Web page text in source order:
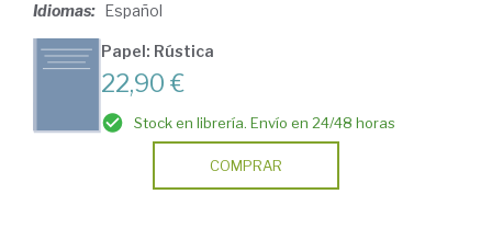
Idiomas:
Español
Papel: Rústica
22,90 €
Stock en librería. Envío en 24/48 horas
COMPRAR